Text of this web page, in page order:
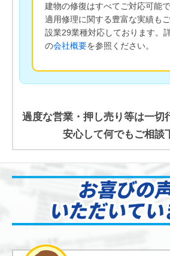
建物の修復はすべてご対応可能
適用修理に関する豊富な実績も
設業29業種対応しております。
の会社概要を参照ください。
過度な営業・押し売り等は一切
安心して何でもご相談